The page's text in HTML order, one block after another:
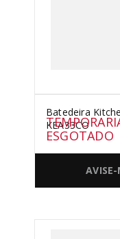
Batedeira
KEA33CO
ESGOTADO